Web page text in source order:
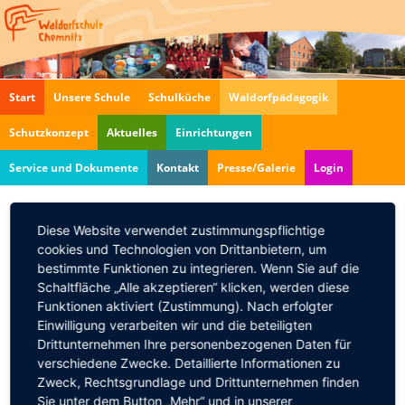
Start Unsere Schule Schulküche Waldorfpädagogik
Schutzkonzept Aktuelles Einrichtungen
Service und Dokumente Kontakt Presse/Galerie Login
Traumata in der
Kindheitsentwicklung
30.01.2017, 16:30
Sven Krieger lädt herzlich zu seinem Vortrag
"Traumata in der Kindheitsentwicklung"
Am:30.01.2017
Diese Website verwendet zustimmungspflichtige
cookies und Technologien von Drittanbietern, um
bestimmte Funktionen zu integrieren. Wenn Sie auf die
Schaltfläche „Alle akzeptieren“ klicken, werden diese
Funktionen aktiviert (Zustimmung). Nach erfolgter
Einwilligung verarbeiten wir und die beteiligten
Drittunternehmen Ihre personenbezogenen Daten für
verschiedene Zwecke. Detaillierte Informationen zu
Zweck, Rechtsgrundlage und Drittunternehmen finden
Sie unter dem Button „Mehr“ und in unserer